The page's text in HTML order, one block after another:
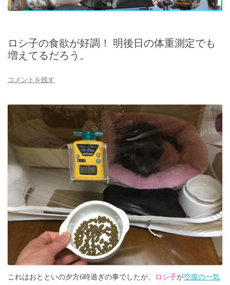
ロシ子の食欲が好調！ 明後日の体重測定でも
増えてるだろう。
コメントを残す
これはおとといの夕方6時過ぎの事でしたが、 ロシ子が空腹の一気